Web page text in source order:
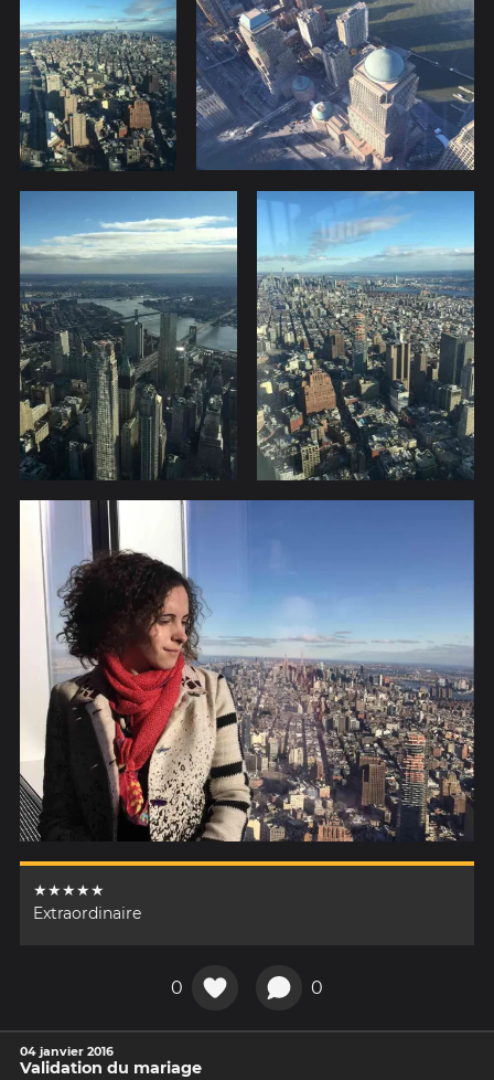
★★★★★
Extraordinaire
0 0
04 janvier 2016
Validation du mariage